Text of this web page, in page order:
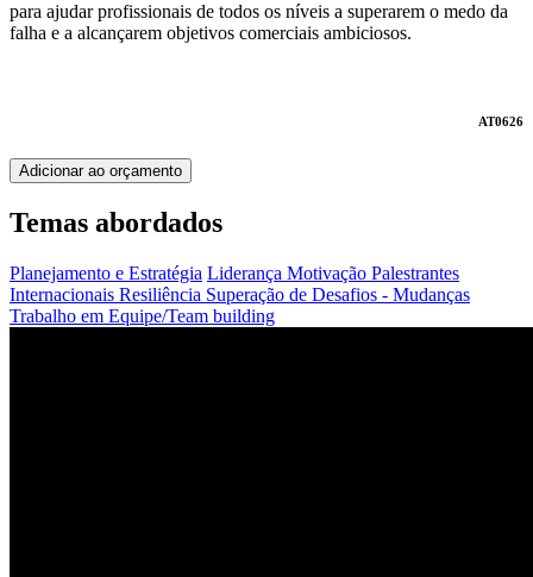
para ajudar profissionais de todos os níveis a superarem o medo da
falha e a alcançarem objetivos comerciais ambiciosos.
AT0626
Adicionar ao orçamento
Temas abordados
Planejamento e Estratégia Liderança Motivação Palestrantes
Internacionais Resiliência Superação de Desafios - Mudanças
Trabalho em Equipe/Team building